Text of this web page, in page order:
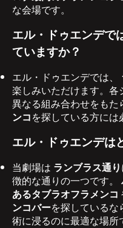
な会場です。
エル・ドゥエンデで
ていますか？
エル・ドゥエンデでは、
楽しみいただけます。
異なる組み合わせをも
ンコを探している方には
エル・ドゥエンデは
当劇場は ランブラス通り
徴的な通りの一つです。
あるタブラオフラメンコ
ンコバーを探している
術に浸るのに最適な場所